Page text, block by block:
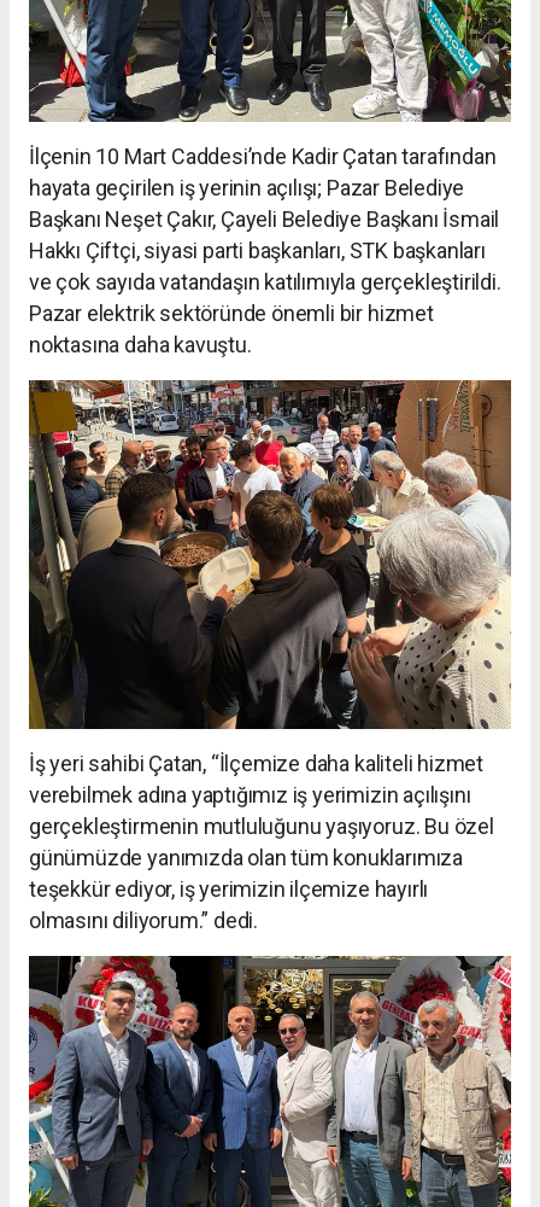
İlçenin 10 Mart Caddesi’nde Kadir Çatan tarafından
hayata geçirilen iş yerinin açılışı; Pazar Belediye
Başkanı Neşet Çakır, Çayeli Belediye Başkanı İsmail
Hakkı Çiftçi, siyasi parti başkanları, STK başkanları
ve çok sayıda vatandaşın katılımıyla gerçekleştirildi.
Pazar elektrik sektöründe önemli bir hizmet
noktasına daha kavuştu.
İş yeri sahibi Çatan, “İlçemize daha kaliteli hizmet
verebilmek adına yaptığımız iş yerimizin açılışını
gerçekleştirmenin mutluluğunu yaşıyoruz. Bu özel
günümüzde yanımızda olan tüm konuklarımıza
teşekkür ediyor, iş yerimizin ilçemize hayırlı
olmasını diliyorum.” dedi.